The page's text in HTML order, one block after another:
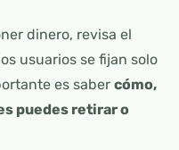
dinero, revisa el
usuarios se fijan solo
es saber cómo,
puedes retirar o